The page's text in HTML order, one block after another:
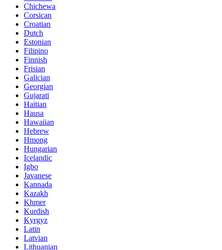
Chichewa
Corsican
Croatian
Dutch
Estonian
Filipino
Finnish
Frisian
Galician
Georgian
Gujarati
Haitian
Hausa
Hawaiian
Hebrew
Hmong
Hungarian
Icelandic
Igbo
Javanese
Kannada
Kazakh
Khmer
Kurdish
Kyrgyz
Latin
Latvian
Lithuanian